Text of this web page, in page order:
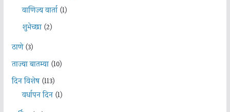
वाणिज्य वार्ता(1)
शुभेच्छा(2)
ठाणे(3)
ताज्या बातम्या(10)
दिन विशेष(113)
वर्धापन दिन(1)